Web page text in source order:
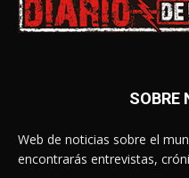
SOBRE
Web de noticias sobre el
encontrarás entrevistas,